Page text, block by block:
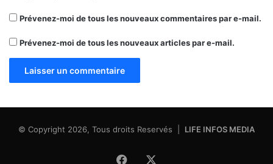
Prévenez-moi de tous les nouveaux commentaires par e-mail.
Prévenez-moi de tous les nouveaux articles par e-mail.
© Copyright 2026, Tous droits Reservés | LIFE INFOS MEDIA
Facebook